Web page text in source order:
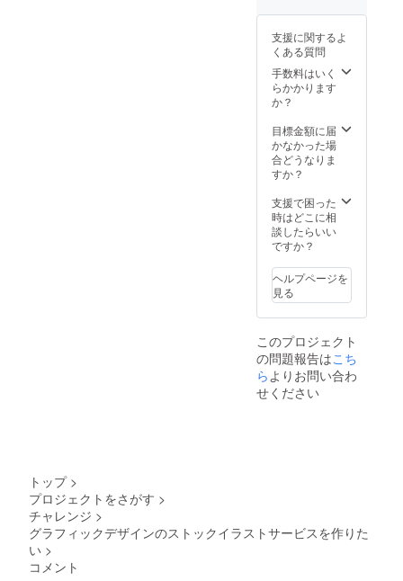
す。 ・
7月1日
OPEN
予定の
「プチ
プラ
(税抜)/
月」と
同等の
6ヶ月分
付与。
・利用
期限は
ン到着
時から
2020年
12月31
となり
ます。
※こちら
はサ
ン(月額
しま
す。 ・
あなた
だけの
オリジ
ナルイ
成しま
す！(画
風は
あるパ
ターン
の中か
ら) ・7
OPEN
予定の
「プチ
プラ
｜680円
(税抜)/
月」と
同等の
ライセ
2020年
Mのデ
が好
き、素
材をフ
ル活用
した
援する
よっ！
って
方、な
よろし
くお願
いしま
す！
Instagr
amやっ
てたら
教えて
い。秒
でフォ
ローし
にいき
ます！
ご登録
されて
支援に関するよ
くある質問
手数料はいく
らかかります
か？
目標金額に届
かなかった場
合どうなりま
すか？
支援で困った
時はどこに相
談したらいい
ですか？
ヘルプページを
見る
このプロジェクト
の問題報告はこち
らよりお問い合わ
せください
トップ >
プロジェクトをさがす >
チャレンジ >
グラフィックデザインのストックイラストサービスを作りた
い >
コメント